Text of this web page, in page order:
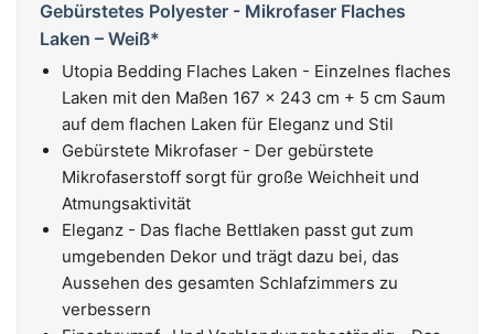
Gebürstetes Polyester - Mikrofaser Flaches
Laken – Weiß*
Utopia Bedding Flaches Laken - Einzelnes flaches
Laken mit den Maßen 167 x 243 cm + 5 cm Saum
auf dem flachen Laken für Eleganz und Stil
Gebürstete Mikrofaser - Der gebürstete
Mikrofaserstoff sorgt für große Weichheit und
Atmungsaktivität
Eleganz - Das flache Bettlaken passt gut zum
umgebenden Dekor und trägt dazu bei, das
Aussehen des gesamten Schlafzimmers zu
verbessern